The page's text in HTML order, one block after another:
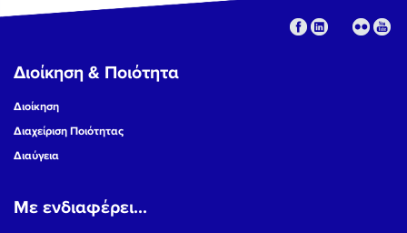
Διοίκηση & Ποιότητα
Διοίκηση
Διαχείριση Ποιότητας
Διαύγεια
Με ενδιαφέρει...